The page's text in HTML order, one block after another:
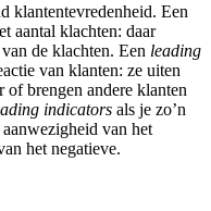
klantentevredenheid. Een
aantal klachten: daar
de klachten. Een leading
van klanten: ze uiten
of brengen andere klanten
indicators als je zo’n
van het
het negatieve.